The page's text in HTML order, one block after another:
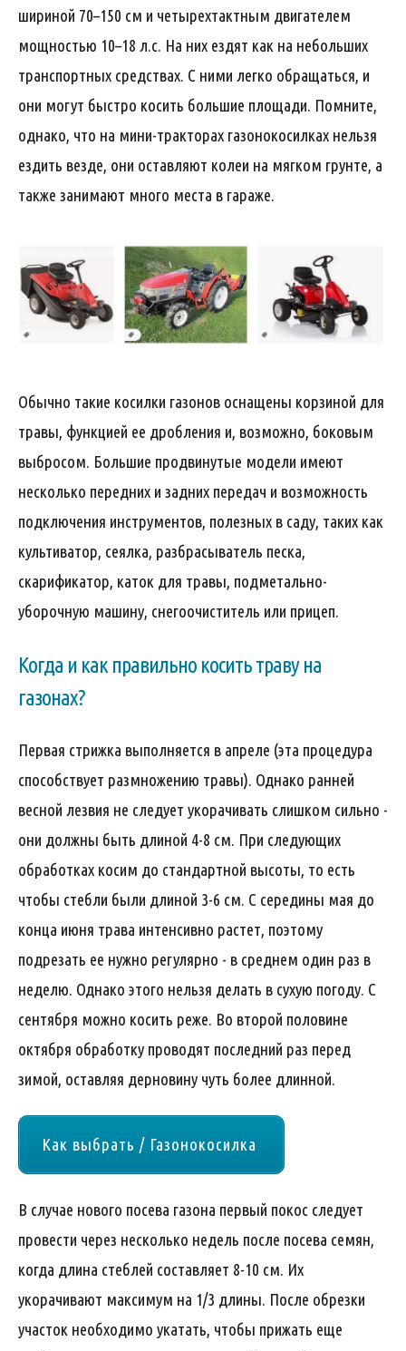
шириной 70–150 см и четырехтактным двигателем
мощностью 10–18 л.с. На них ездят как на небольших
транспортных средствах. С ними легко обращаться, и
они могут быстро косить большие площади. Помните,
однако, что на мини-тракторах газонокосилках нельзя
ездить везде, они оставляют колеи на мягком грунте, а
также занимают много места в гараже.
Обычно такие косилки газонов оснащены корзиной для
травы, функцией ее дробления и, возможно, боковым
выбросом. Большие продвинутые модели имеют
несколько передних и задних передач и возможность
подключения инструментов, полезных в саду, таких как
культиватор, сеялка, разбрасыватель песка,
скарификатор, каток для травы, подметально-
уборочную машину, снегоочиститель или прицеп.
Когда и как правильно косить траву на
газонах?
Первая стрижка выполняется в апреле (эта процедура
способствует размножению травы). Однако ранней
весной лезвия не следует укорачивать слишком сильно -
они должны быть длиной 4-8 см. При следующих
обработках косим до стандартной высоты, то есть
чтобы стебли были длиной 3-6 см. С середины мая до
конца июня трава интенсивно растет, поэтому
подрезать ее нужно регулярно - в среднем один раз в
неделю. Однако этого нельзя делать в сухую погоду. С
сентября можно косить реже. Во второй половине
октября обработку проводят последний раз перед
зимой, оставляя дерновину чуть более длинной.
Как выбрать / Газонокосилка
В случае нового посева газона первый покос следует
провести через несколько недель после посева семян,
когда длина стеблей составляет 8-10 см. Их
укорачивают максимум на 1/3 длины. После обрезки
участок необходимо укатать, чтобы прижать еще